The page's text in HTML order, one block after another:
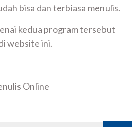
bisa dan terbiasa menulis.
kedua program tersebut
website ini.
Online